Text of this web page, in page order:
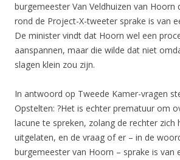
burgemeester Van Veldhuizen van Hoorn
rond de Project-X-tweeter sprake is van
De minister vindt dat Hoorn wel een
aanspannen, maar die wilde dat niet
slagen klein zou zijn.
In antwoord op Tweede Kamer-vragen
Opstelten: ?Het is echter prematuur om
lacune te spreken, zolang de rechter zich
uitgelaten, en de vraag of er – in de
burgemeester van Hoorn – sprake is van